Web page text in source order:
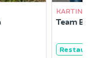
KARTING
Team